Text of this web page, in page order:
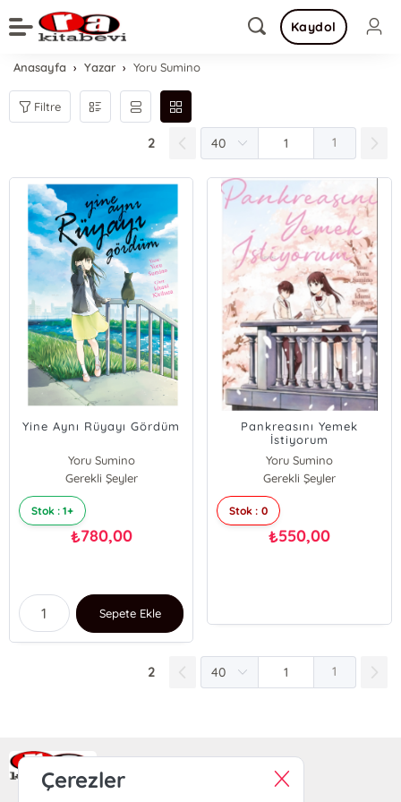
Kaydol
Anasayfa Yazar Yoru Sumino
Filtre
2 1
Yine Aynı Rüyayı Gördüm
Yoru Sumino
Gerekli Şeyler
Stok : 1+
₺780,00
Sepete Ekle
Pankreasını Yemek
İstiyorum
Yoru Sumino
Gerekli Şeyler
Stok : 0
₺550,00
2 1
Ra Yayın Kitabevi
Çerezler